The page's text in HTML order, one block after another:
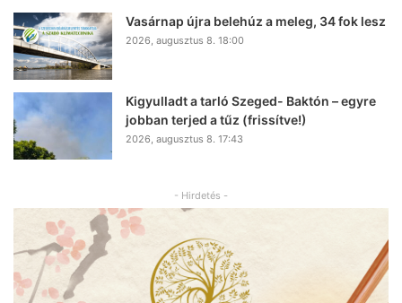
Vasárnap újra belehúz a meleg, 34 fok lesz
2026, augusztus 8. 18:00
Kigyulladt a tarló Szeged- Baktón – egyre
jobban terjed a tűz (frissítve!)
2026, augusztus 8. 17:43
- Hirdetés -